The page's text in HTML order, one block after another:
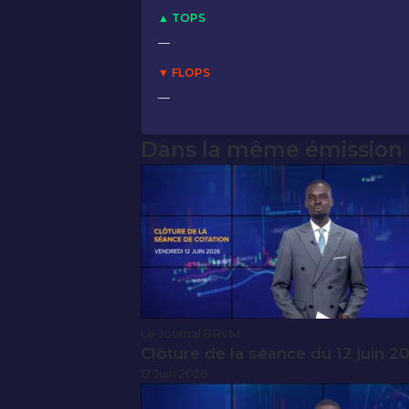
▲ TOPS
—
▼ FLOPS
—
Dans la même émission
Le Journal BRVM
Clôture de la séance du 12 juin